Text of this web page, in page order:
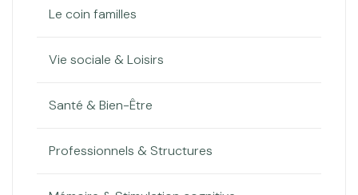
Le coin familles
Vie sociale & Loisirs
Santé & Bien-Être
Professionnels & Structures